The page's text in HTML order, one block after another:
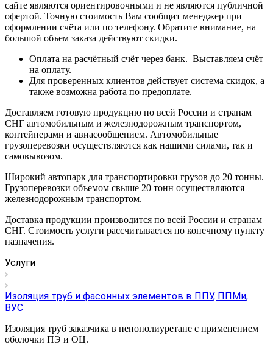
сайте являются ориентировочными и не являются публичной
офертой. Точную стоимость Вам сообщит менеджер при
оформлении счёта или по телефону. Обратите внимание, на
большой объем заказа действуют скидки.
Оплата на расчётный счёт через банк. Выставляем счёт
на оплату.
Для проверенных клиентов действует система скидок, а
также возможна работа по предоплате.
Доставляем готовую продукцию по всей России и странам
СНГ автомобильным и железнодорожным транспортом,
контейнерами и авиасообщением. Автомобильные
грузоперевозки осуществляются как нашими силами, так и
самовывозом.
Широкий автопарк для транспортировки грузов до 20 тонны.
Грузоперевозки объемом свыше 20 тонн осуществляются
железнодорожным транспортом.
Доставка продукции производится по всей России и странам
СНГ. Стоимость услуги рассчитывается по конечному пункту
назначения.
Услуги
Изоляция труб и фасонных элементов в ППУ, ППМи,
ВУС
Изоляция труб заказчика в пенополиуретане с применением
оболочки ПЭ и ОЦ.